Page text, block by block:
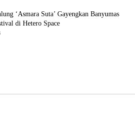
‘Asmara Suta’ Gayengkan Banyumas
di Hetero Space